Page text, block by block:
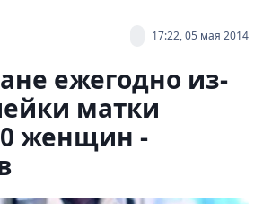
17:22, 05 мая 2014
ежегодно из-
матки
женщин -